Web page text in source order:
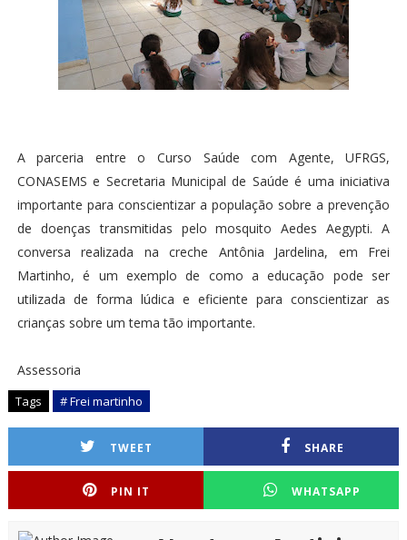
A parceria entre o Curso Saúde com Agente, UFRGS,
CONASEMS e Secretaria Municipal de Saúde é uma iniciativa
importante para conscientizar a população sobre a prevenção
de doenças transmitidas pelo mosquito Aedes Aegypti. A
conversa realizada na creche Antônia Jardelina, em Frei
Martinho, é um exemplo de como a educação pode ser
utilizada de forma lúdica e eficiente para conscientizar as
crianças sobre um tema tão importante.
Assessoria
Tags # Frei martinho
TWEET SHARE
PIN IT WHATSAPP